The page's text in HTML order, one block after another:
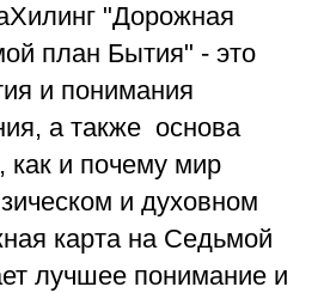
"Дорожная
план Бытия" - это
и понимания
а также основа
как и почему мир
и духовном
карта на Седьмой
лучшее понимание и